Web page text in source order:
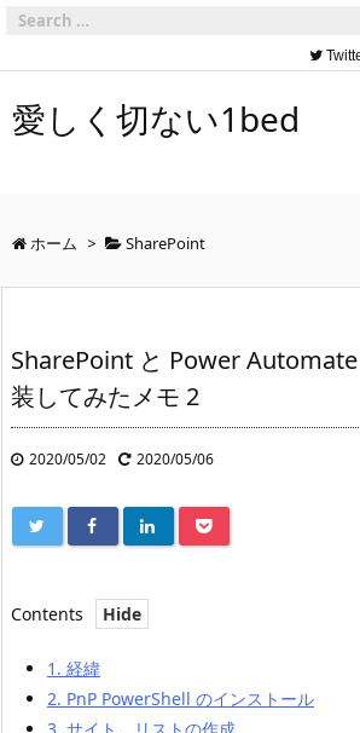
愛しく切ない1bed
ホーム > SharePoint
SharePoint と Power
装してみたメモ 2
2020/05/02 2020/05/06
Contents
1. 経緯
2. PnP PowerShell のインストール